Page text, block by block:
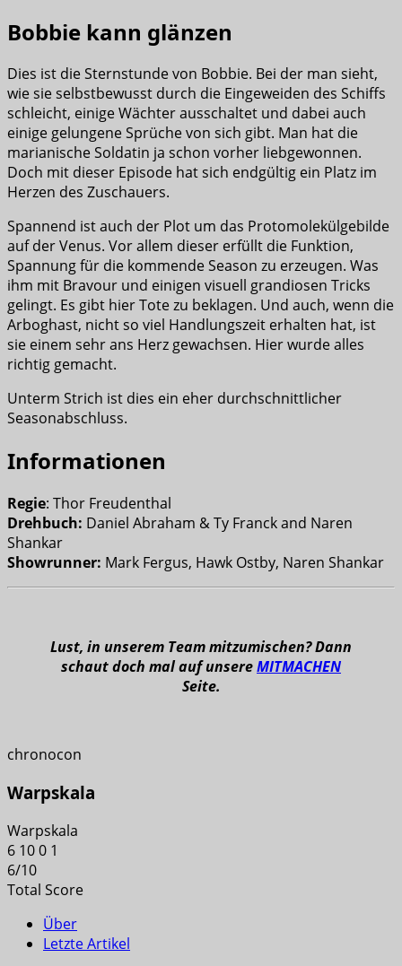
Bobbie kann glänzen
Dies ist die Sternstunde von Bobbie. Bei der man sieht,
wie sie selbstbewusst durch die Eingeweiden des Schiffs
schleicht, einige Wächter ausschaltet und dabei auch
einige gelungene Sprüche von sich gibt. Man hat die
marianische Soldatin ja schon vorher liebgewonnen.
Doch mit dieser Episode hat sich endgültig ein Platz im
Herzen des Zuschauers.
Spannend ist auch der Plot um das Protomolekülgebilde
auf der Venus. Vor allem dieser erfüllt die Funktion,
Spannung für die kommende Season zu erzeugen. Was
ihm mit Bravour und einigen visuell grandiosen Tricks
gelingt. Es gibt hier Tote zu beklagen. Und auch, wenn die
Arboghast, nicht so viel Handlungszeit erhalten hat, ist
sie einem sehr ans Herz gewachsen. Hier wurde alles
richtig gemacht.
Unterm Strich ist dies ein eher durchschnittlicher
Seasonabschluss.
Informationen
Regie: Thor Freudenthal
Drehbuch: Daniel Abraham & Ty Franck and Naren
Shankar
Showrunner: Mark Fergus, Hawk Ostby, Naren Shankar
Lust, in unserem Team mitzumischen? Dann
schaut doch mal auf unsereMITMACHEN
Seite.
chronocon
Warpskala
Warpskala
6 100 1
6/10
Total Score
Über
Letzte Artikel